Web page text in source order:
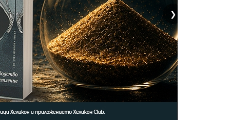
❯